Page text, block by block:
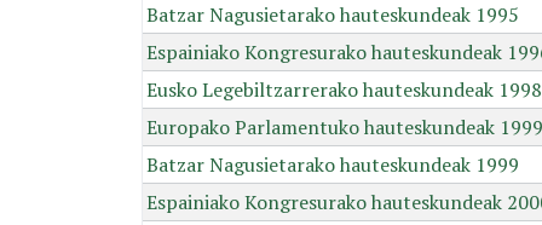
Batzar Nagusietarako hauteskundeak 1995
Espainiako Kongresurako hauteskundeak
Eusko Legebiltzarrerako hauteskundeak 1998
Europako Parlamentuko hauteskundeak 1999
Batzar Nagusietarako hauteskundeak 1999
Espainiako Kongresurako hauteskundeak